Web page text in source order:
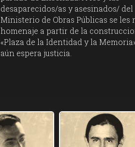
desaparecidos/as y asesinados/ del
Ministerio de Obras Públicas se les
homenaje a partir de la
«Plaza de la Identidad y la
aún espera justicia.